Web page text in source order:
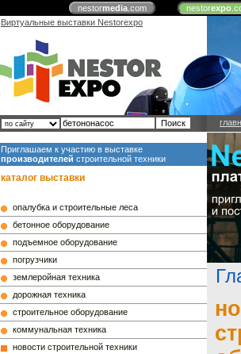
nestormedia.com nestorexpo
Виртуальные выставки Nestorexpo
Приглашаем к участию в выставке
производителей строительной техники
каталог выставки
опалубка и строительные леса
бетонное оборудование
подъемное оборудование
погрузчики
землеройная техника
дорожная техника
строительное оборудование
коммунальная техника
новости строительной техники